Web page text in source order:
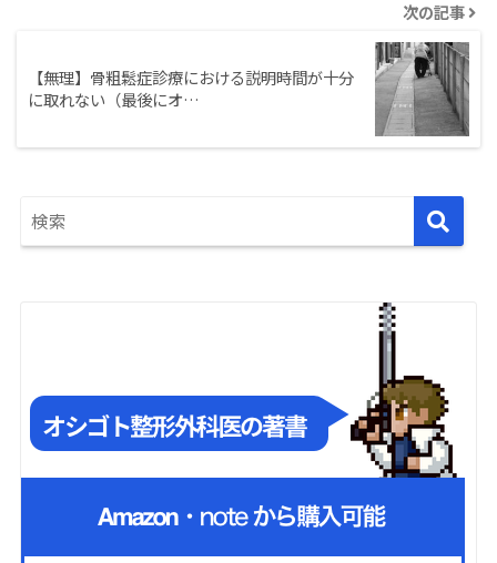
次の記事
【無理】骨粗鬆症診療における説明時間が十分
に取れない（最後にオ…